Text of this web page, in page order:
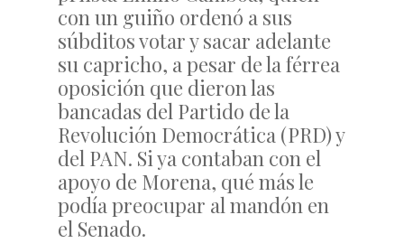
con un guiño ordenó a sus
súbditos votar y sacar adelante
su capricho, a pesar de la férrea
oposición que dieron las
bancadas del Partido de la
Revolución Democrática (PRD) y
del PAN. Si ya contaban con el
apoyo de Morena, qué más le
podía preocupar al mandón en
el Senado.